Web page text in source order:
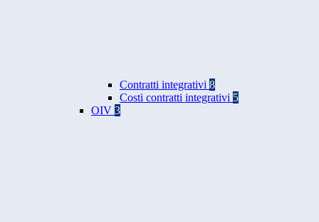
Contratti integrativi 8
Costi contratti integrativi 5
OIV 3